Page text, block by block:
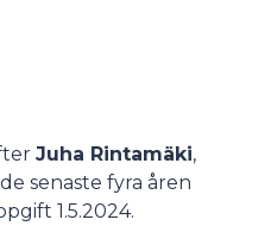
Juha Rintamäki,
senaste fyra åren
1.5.2024.